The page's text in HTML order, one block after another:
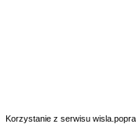
Korzystanie z serwisu